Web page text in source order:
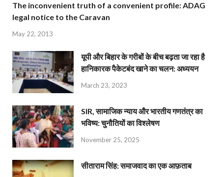
The inconvenient truth of a convenient profile: ADAG
legal notice to the Caravan
May 22, 2013
यूपी और बिहार के गरीबों के बीच बढ़ता जा रहा है
हानिकारक पैकेटबंद खाने का चलन: अध्ययन
March 23, 2023
SIR, सामाजिक न्याय और भारतीय गणतंत्र का
भविष्य: चुनौतियों का विश्लेषण
November 25, 2025
सीताराम सिंह: समाजवाद का एक आफ़ताब